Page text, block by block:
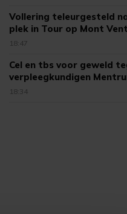
Vollering teleurgesteld
plek in Tour op Mont
18:47
Cel en tbs voor geweld
verpleegkundigen
18:34